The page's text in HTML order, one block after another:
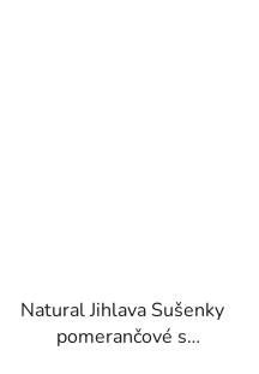
Natural Jihlava Sušenky
pomerančové s